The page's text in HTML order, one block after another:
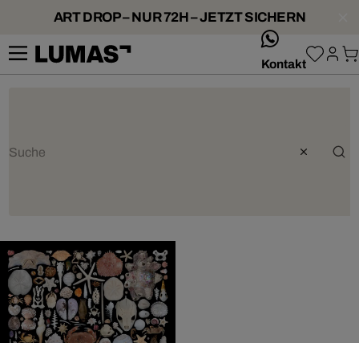
ART DROP – NUR 72H – JETZT SICHERN
Kontakt